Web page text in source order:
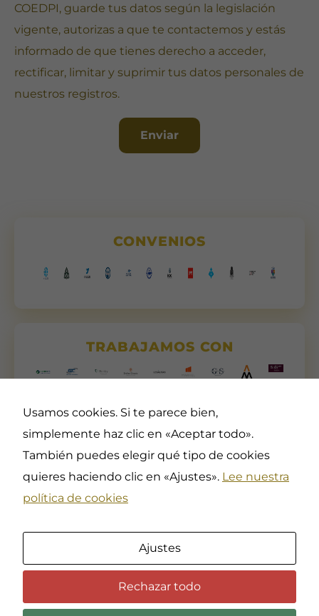
COEDPI, guarde tus datos según la legislación
vigente, autorizas a que te contactemos y estás
informado de que tienes derecho a acceder,
rectificar, limitar y suprimir tus datos personales de
nuestros registros.
Enviar
CONVENIOS
TRABAJAMOS CON
Asociación Profesional de
Artes Marciales y Defensa
Registro Nacional de
Asociaciones del Ministerio
del Interior del Gobierno de
España, en el Grupo 1,
Número Nacional 601314.
© 2026 COEDPI.Riulab S.L.
Contacta
Horario
De 8 a 16 h. de lunes a
viernes (excepto festivos
Usamos cookies. Si te parece bien,
simplemente haz clic en «Aceptar todo».
También puedes elegir qué tipo de cookies
quieres haciendo clic en «Ajustes». Lee nuestra
política de cookies
Ajustes
Rechazar todo